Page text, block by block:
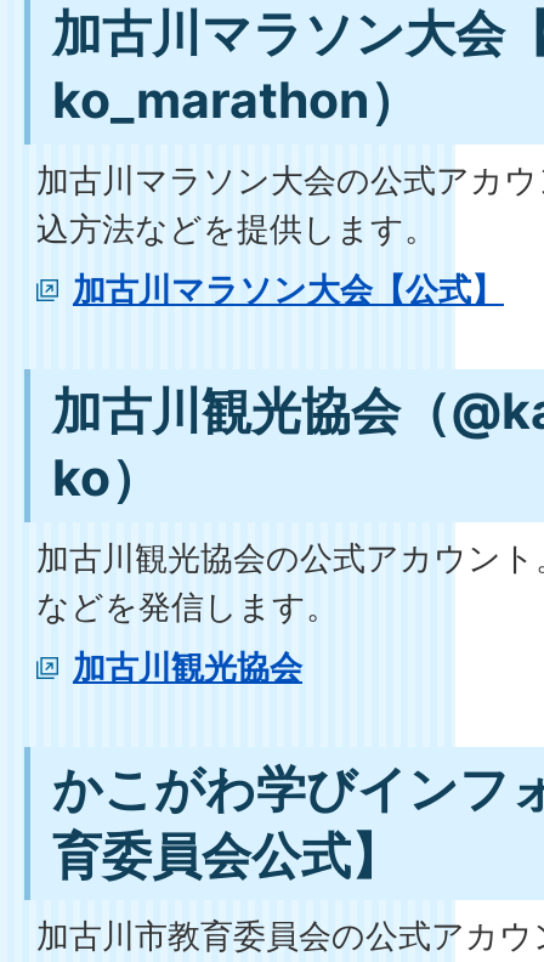
加古川マラソン大会
ko_marathon）
加古川マラソン大会の公式アカ
込方法などを提供します。
加古川マラソン大会【公式】
加古川観光協会（
ko）
加古川観光協会の公式アカウン
などを発信します。
加古川観光協会
かこがわ学びインフ
育委員会公式】
加古川市教育委員会の公式アカ